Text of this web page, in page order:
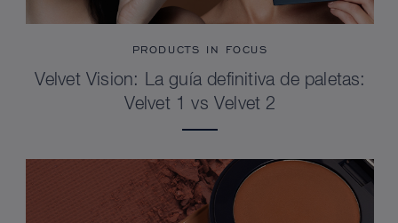
PRODUCTS IN FOCUS
Velvet Vision: La guía definitiva de paletas:
Velvet 1 vs Velvet 2